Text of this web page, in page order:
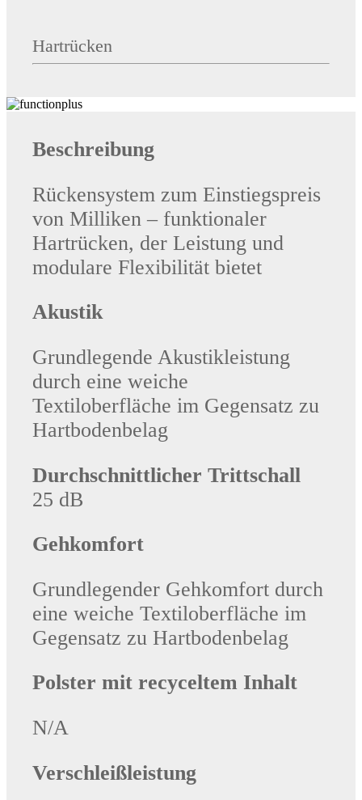
Hartrücken
Beschreibung
Rückensystem zum Einstiegspreis
von Milliken – funktionaler
Hartrücken, der Leistung und
modulare Flexibilität bietet
Akustik
Grundlegende Akustikleistung
durch eine weiche
Textiloberfläche im Gegensatz zu
Hartbodenbelag
Durchschnittlicher Trittschall
25 dB
Gehkomfort
Grundlegender Gehkomfort durch
eine weiche Textiloberfläche im
Gegensatz zu Hartbodenbelag
Polster mit recyceltem Inhalt
N/A
Verschleißleistung